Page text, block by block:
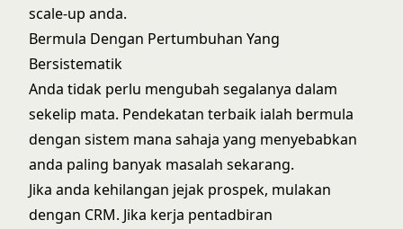
scale-up anda.
Bermula Dengan Pertumbuhan Yang
Bersistematik
Anda tidak perlu mengubah segalanya dalam
sekelip mata. Pendekatan terbaik ialah bermula
dengan sistem mana sahaja yang menyebabkan
anda paling banyak masalah sekarang.
Jika anda kehilangan jejak prospek, mulakan
dengan CRM. Jika kerja pentadbiran